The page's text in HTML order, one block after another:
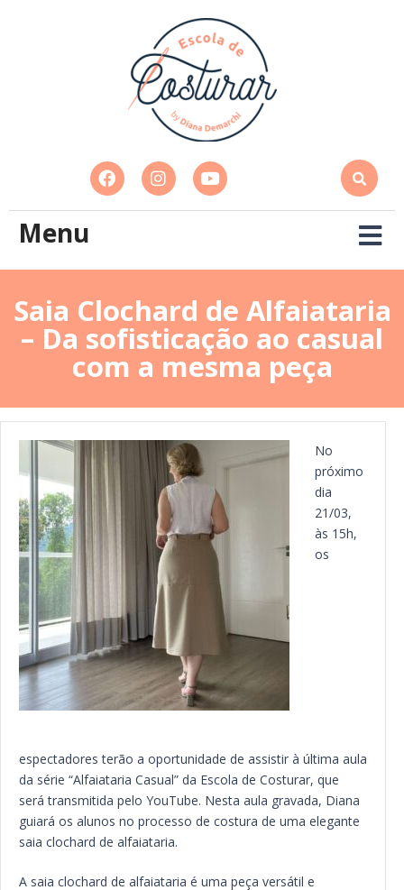
Menu
Saia Clochard de Alfaiataria
– Da sofisticação ao casual
com a mesma peça
No
próximo
dia
21/03,
às 15h,
os
espectadores terão a oportunidade de assistir à última aula
da série “Alfaiataria Casual” da Escola de Costurar, que
será transmitida pelo YouTube. Nesta aula gravada, Diana
guiará os alunos no processo de costura de uma elegante
saia clochard de alfaiataria.
A saia clochard de alfaiataria é uma peça versátil e